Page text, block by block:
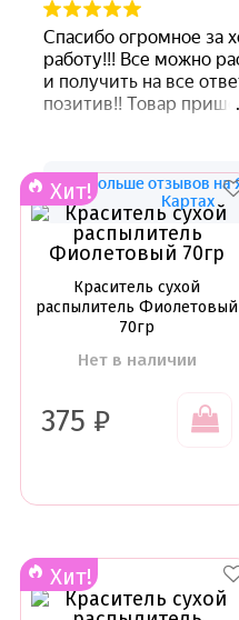
Хит!
Краситель сухой
распылитель Фиолетовый
70гр
Нет в наличии
375 ₽
Хит!